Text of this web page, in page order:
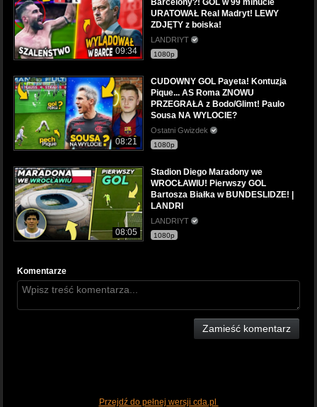
09:34
Barcelony?! GOL w 99 minucie
URATOWAŁ Real Madryt! LEWY
ZDJĘTY z boiska!
LANDRIYT
1080p
08:21
CUDOWNY GOL Payeta! Kontuzja
Pique... AS Roma ZNOWU
PRZEGRAŁA z Bodo/Glimt! Paulo
Sousa NA WYLOCIE?
Ostatni Gwizdek
1080p
08:05
Stadion Diego Maradony we
WROCŁAWIU! Pierwszy GOL
Bartosza Białka w BUNDESLIDZE! |
LANDRI
LANDRIYT
1080p
Komentarze
Zamieść komentarz
Przejdź do pełnej wersji cda.pl